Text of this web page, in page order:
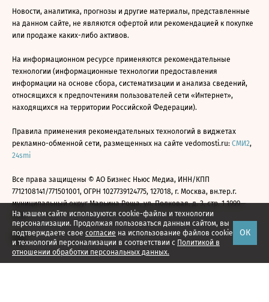
На нашем сайте используются cookie-файлы и технологии
персонализации. Продолжая пользоваться данным сайтом, вы
подтверждаете свое согласие на использование файлов cookie
и технологий персонализации в соответствии с Политикой в
отношении обработки персональных данных.
ОК
Новости, аналитика, прогнозы и другие материалы, представленные
на данном сайте, не являются офертой или рекомендацией к покупке
или продаже каких-либо активов.
На информационном ресурсе применяются рекомендательные
технологии (информационные технологии предоставления
информации на основе сбора, систематизации и анализа сведений,
относящихся к предпочтениям пользователей сети «Интернет»,
находящихся на территории Российской Федерации).
Правила применения рекомендательных технологий в виджетах
рекламно-обменной сети, размещенных на сайте vedomosti.ru: СМИ2,
24smi
Все права защищены © АО Бизнес Ньюс Медиа, ИНН/КПП
7712108141/771501001, ОГРН 1027739124775, 127018, г. Москва, вн.тер.г.
муниципальный округ Марьина Роща, ул. Полковая, д. 3, стр. 1 1999—
2026